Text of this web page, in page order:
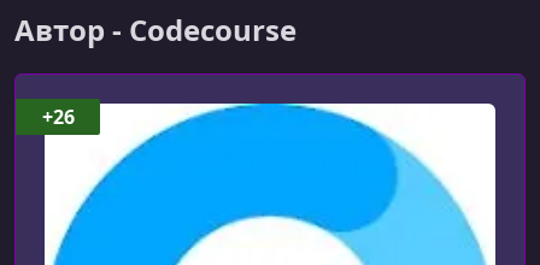
УРОК 7.
using-personal-access-tokens
УРОК 8.
example-app-setup
УРОК 9. 00:15:26
the-oauth-flow
Автор - Codecourse
+26